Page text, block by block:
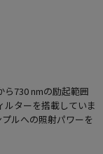
ら730 nmの励起範囲
ルターを搭載していま
ルへの照射パワーを